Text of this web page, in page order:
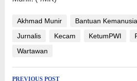
Akhmad Munir Bantuan
Jurnalis
Kecam KetumPWI
Wartawan
PREVIOUS POST